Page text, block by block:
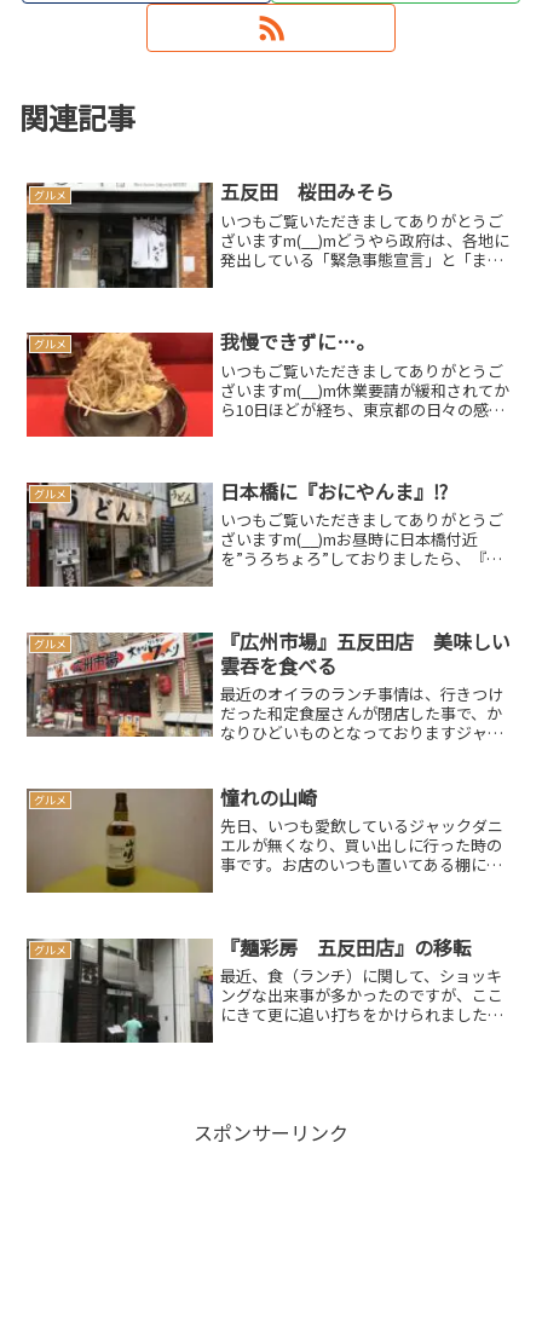
関連記事
グルメ 五反田 桜田みそら
いつもご覧いただきましてありがとうご
ざいますm(__)mどうやら政府は、各地に
発出している「緊急事態宣言」と「まん
反面、ブレイクスル...
グルメ 我慢できずに…。
いつもご覧いただきましてありがとうご
ざいますm(__)m休業要請が緩和されてか
ら10日ほどが経ち、東京都の日々の感染
のなのか「ピン」...
グルメ 日本橋に『おにやんま』⁉
いつもご覧いただきましてありがとうご
ざいますm(__)mお昼時に日本橋付近
を”うろちょろ”しておりましたら、『う
はいられませんね過去...
グルメ
『広州市場』五反田店 美味しい
雲吞を食べる
最近のオイラのランチ事情は、行きつけ
だった和定食屋さんが閉店した事で、か
なりひどいものとなっておりますジャン
まっていますそんな中、またしても炭水
化物系たっぷりのこちらの...
グルメ 憧れの山崎
先日、いつも愛飲しているジャックダニ
エルが無くなり、買い出しに行った時の
事です。お店のいつも置いてある棚に、
後です」がぶ飲みはしな...
グルメ 『麺彩房 五反田店』の移転
最近、食（ランチ）に関して、ショッキ
ングな出来事が多かったのですが、ここ
にきて更に追い打ちをかけられました馬
スポンサーリンク